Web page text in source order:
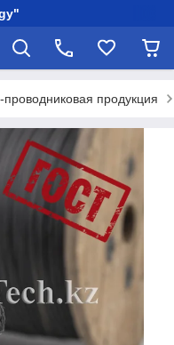
проводниковая продукция